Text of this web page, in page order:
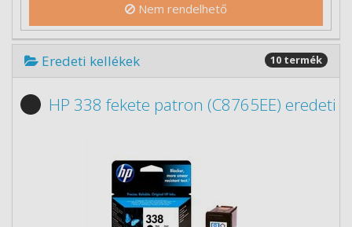
Nem rendelhető
Eredeti kellékek 10 termék
HP 338 fekete patron (C8765EE) eredeti